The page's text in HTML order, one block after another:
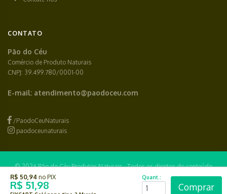
R$ 50,94 no PIX
R$ 51,98
Quant.:
Comprar
CONTATO
Pão do Céu
Comércio de Produto Naturais
CNPJ: 39.499.780/0001-00
E-mail: atendimento@paodoceu.com
/PaodoCeuNaturais
paodoceunaturais
© 2026 Pão do Céu Produtos Naturais - Todos os direitos do conteúdo